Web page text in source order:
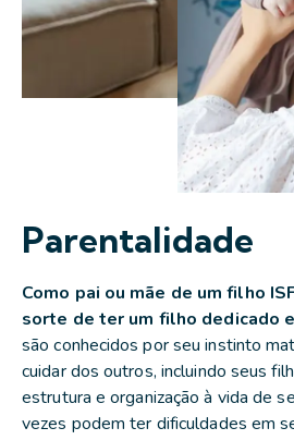
Parentalidade
Como pai ou mãe de um filho
sorte de ter um filho dedicado
são conhecidos por seu instinto
cuidar dos outros, incluindo seus
estrutura e organização à vida de
vezes podem ter dificuldades em